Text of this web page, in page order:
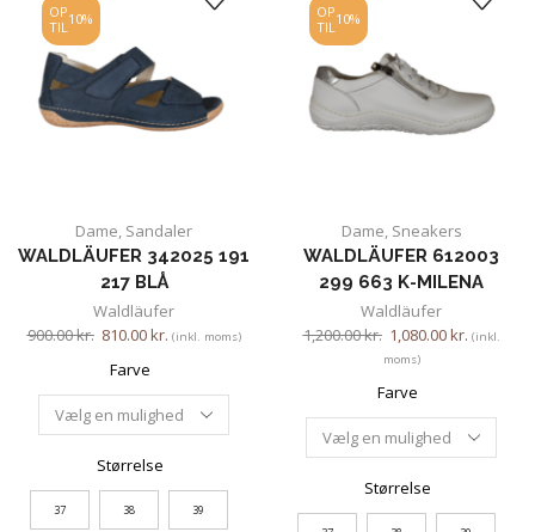
OP
TIL 10%
Dame, Sandaler
WALDLÄUFER 342025 191
217 BLÅ
Waldläufer
900.00kr. 810.00kr. (inkl. moms)
Farve
Størrelse
37 38 39
OP
TIL 10%
Dame, Sneakers
WALDLÄUFER 612003
299 663 K-MILENA
Waldläufer
1,200.00kr. 1,080.00kr. (inkl.
moms)
Farve
Størrelse